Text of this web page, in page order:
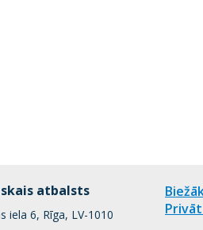
atbalsts
iela 6, Rīga, LV-1010